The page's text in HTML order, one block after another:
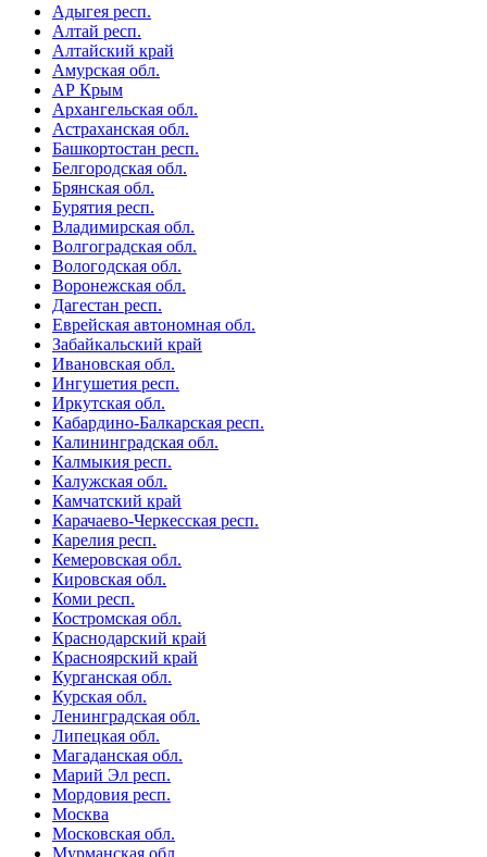
Адыгея респ.
Алтай респ.
Алтайский край
Амурская обл.
АР Крым
Архангельская обл.
Астраханская обл.
Башкортостан респ.
Белгородская обл.
Брянская обл.
Бурятия респ.
Владимирская обл.
Волгоградская обл.
Вологодская обл.
Воронежская обл.
Дагестан респ.
Еврейская автономная обл.
Забайкальский край
Ивановская обл.
Ингушетия респ.
Иркутская обл.
Кабардино-Балкарская респ.
Калининградская обл.
Калмыкия респ.
Калужская обл.
Камчатский край
Карачаево-Черкесская респ.
Карелия респ.
Кемеровская обл.
Кировская обл.
Коми респ.
Костромская обл.
Краснодарский край
Красноярский край
Курганская обл.
Курская обл.
Ленинградская обл.
Липецкая обл.
Магаданская обл.
Марий Эл респ.
Мордовия респ.
Москва
Московская обл.
Мурманская обл.